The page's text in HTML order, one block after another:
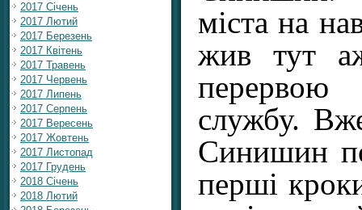
2017 Січень
2017 Лютий
2017 Березень
2017 Квітень
2017 Травень
2017 Червень
2017 Липень
2017 Серпень
2017 Вересень
2017 Жовтень
2017 Листопад
2017 Грудень
2018 Січень
2018 Лютий
міста на
жив тут
службу.
Синишин
перші